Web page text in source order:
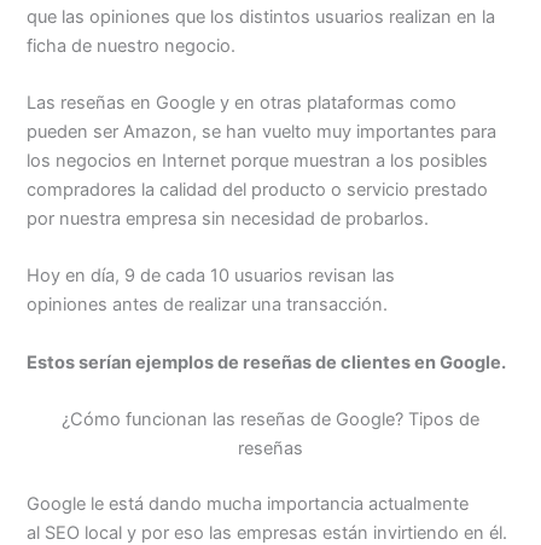
que las opiniones que los distintos usuarios realizan en la
ficha de nuestro negocio.
Las reseñas en Google y en otras plataformas como
pueden ser Amazon, se han vuelto muy importantes para
los negocios en Internet porque muestran a los posibles
compradores la calidad del producto o servicio prestado
por nuestra empresa sin necesidad de probarlos.
Hoy en día, 9 de cada 10 usuarios revisan las
opiniones antes de realizar una transacción.
Estos serían ejemplos de reseñas de clientes en Google.
¿Cómo funcionan las reseñas de Google? Tipos de
reseñas
Google le está dando mucha importancia actualmente
al SEO local y por eso las empresas están invirtiendo en él.